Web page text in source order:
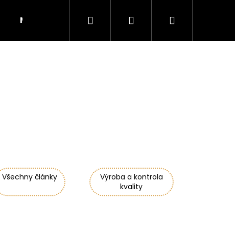
Moje objednávka RADY A INSPIRACE
Hledat PřihlášeníNákupní
Všechny články
Výroba a kontrola
kvality
Následující